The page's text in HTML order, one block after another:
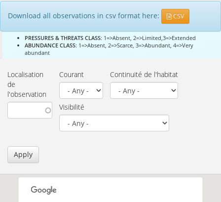
Download all observations in csv format here: CSV
PRESSURES & THREATS CLASS: 1=>Absent, 2=>Limited,3=>Extended
ABUNDANCE CLASS: 1=>Absent, 2=>Scarce, 3=>Abundant, 4=>Very
abundant
Localisation
de
l'observation
Courant Continuité de l'habitat
Visibilité
Apply